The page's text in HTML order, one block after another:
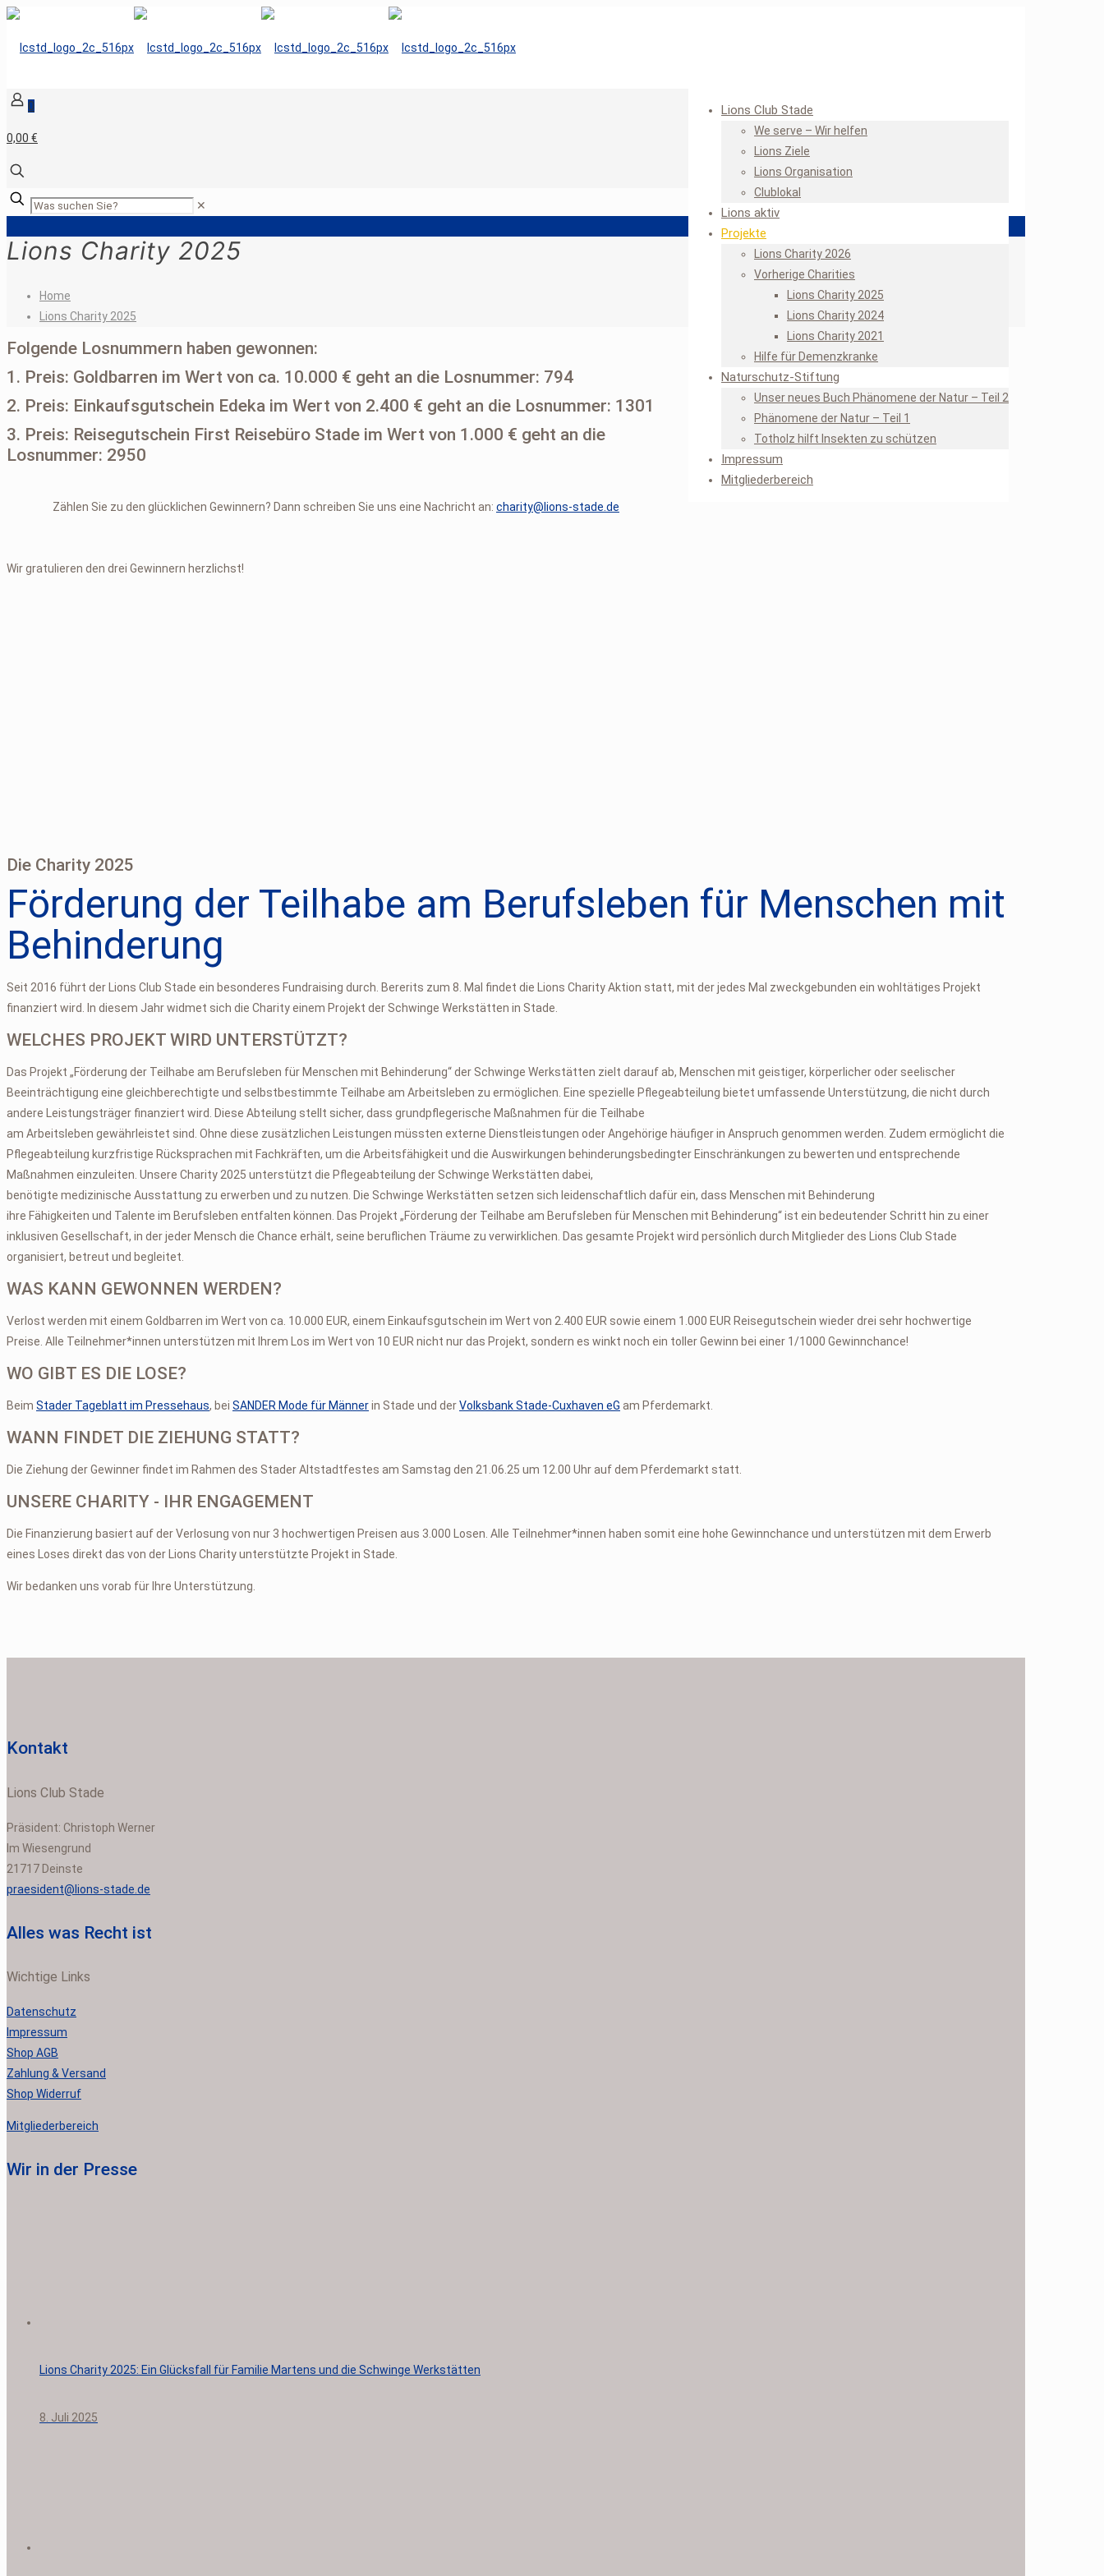
Lions Club Stade
We serve – Wir helfen
Lions Ziele
Lions Organisation
Clublokal
Lions aktiv
Projekte
Lions Charity 2026
Vorherige Charities
Lions Charity 2025
Lions Charity 2024
Lions Charity 2021
Hilfe für Demenzkranke
Naturschutz-Stiftung
Unser neues Buch Phänomene der Natur – Teil 2
Phänomene der Natur – Teil 1
Totholz hilft Insekten zu schützen
Impressum
Mitgliederbereich
0
0,00 €
✕
Lions Charity 2025
Home
Lions Charity 2025
Folgende Losnummern haben gewonnen:
1. Preis: Goldbarren im Wert von ca. 10.000 € geht an die Losnummer: 794
2. Preis: Einkaufsgutschein Edeka im Wert von 2.400 € geht an die Losnummer: 1301
3. Preis: Reisegutschein First Reisebüro Stade im Wert von 1.000 € geht an die
Losnummer: 2950
Zählen Sie zu den glücklichen Gewinnern? Dann schreiben Sie uns eine Nachricht an: charity@lions-stade.de
Wir gratulieren den drei Gewinnern herzlichst!
Die Charity 2025
Förderung der Teilhabe am Berufsleben für Menschen mit
Behinderung
Seit 2016 führt der Lions Club Stade ein besonderes Fundraising durch. Bererits zum 8. Mal findet die Lions Charity Aktion statt, mit der jedes Mal zweckgebunden ein wohltätiges Projekt
finanziert wird. In diesem Jahr widmet sich die Charity einem Projekt der Schwinge Werkstätten in Stade.
WELCHES PROJEKT WIRD UNTERSTÜTZT?
Das Projekt „Förderung der Teilhabe am Berufsleben für Menschen mit Behinderung“ der Schwinge Werkstätten zielt darauf ab, Menschen mit geistiger, körperlicher oder seelischer
Beeinträchtigung eine gleichberechtigte und selbstbestimmte Teilhabe am Arbeitsleben zu ermöglichen. Eine spezielle Pflegeabteilung bietet umfassende Unterstützung, die nicht durch
andere Leistungsträger finanziert wird. Diese Abteilung stellt sicher, dass grundpflegerische Maßnahmen für die Teilhabe
am Arbeitsleben gewährleistet sind. Ohne diese zusätzlichen Leistungen müssten externe Dienstleistungen oder Angehörige häufiger in Anspruch genommen werden. Zudem ermöglicht die
Pflegeabteilung kurzfristige Rücksprachen mit Fachkräften, um die Arbeitsfähigkeit und die Auswirkungen behinderungsbedingter Einschränkungen zu bewerten und entsprechende
Maßnahmen einzuleiten. Unsere Charity 2025 unterstützt die Pflegeabteilung der Schwinge Werkstätten dabei,
benötigte medizinische Ausstattung zu erwerben und zu nutzen. Die Schwinge Werkstätten setzen sich leidenschaftlich dafür ein, dass Menschen mit Behinderung
ihre Fähigkeiten und Talente im Berufsleben entfalten können. Das Projekt „Förderung der Teilhabe am Berufsleben für Menschen mit Behinderung“ ist ein bedeutender Schritt hin zu einer
inklusiven Gesellschaft, in der jeder Mensch die Chance erhält, seine beruflichen Träume zu verwirklichen. Das gesamte Projekt wird persönlich durch Mitglieder des Lions Club Stade
organisiert, betreut und begleitet.
WAS KANN GEWONNEN WERDEN?
Verlost werden mit einem Goldbarren im Wert von ca. 10.000 EUR, einem Einkaufsgutschein im Wert von 2.400 EUR sowie einem 1.000 EUR Reisegutschein wieder drei sehr hochwertige
Preise. Alle Teilnehmer*innen unterstützen mit Ihrem Los im Wert von 10 EUR nicht nur das Projekt, sondern es winkt noch ein toller Gewinn bei einer 1/1000 Gewinnchance!
WO GIBT ES DIE LOSE?
Beim Stader Tageblatt im Pressehaus, bei SANDER Mode für Männerin Stade und derVolksbank Stade-Cuxhaven eG am Pferdemarkt.
WANN FINDET DIE ZIEHUNG STATT?
Die Ziehung der Gewinner findet im Rahmen des Stader Altstadtfestes am Samstag den 21.06.25 um 12.00 Uhr auf dem Pferdemarkt statt.
UNSERE CHARITY - IHR ENGAGEMENT
Die Finanzierung basiert auf der Verlosung von nur 3 hochwertigen Preisen aus 3.000 Losen. Alle Teilnehmer*innen haben somit eine hohe Gewinnchance und unterstützen mit dem Erwerb
eines Loses direkt das von der Lions Charity unterstützte Projekt in Stade.
Wir bedanken uns vorab für Ihre Unterstützung.
Kontakt
Lions Club Stade
Präsident: Christoph Werner
Im Wiesengrund
21717 Deinste
praesident@lions-stade.de
Alles was Recht ist
Wichtige Links
Datenschutz
Impressum
Shop AGB
Zahlung & Versand
Shop Widerruf
Mitgliederbereich
Wir in der Presse
Lions Charity 2025: Ein Glücksfall für Familie Martens und die Schwinge Werkstätten
8. Juli 2025